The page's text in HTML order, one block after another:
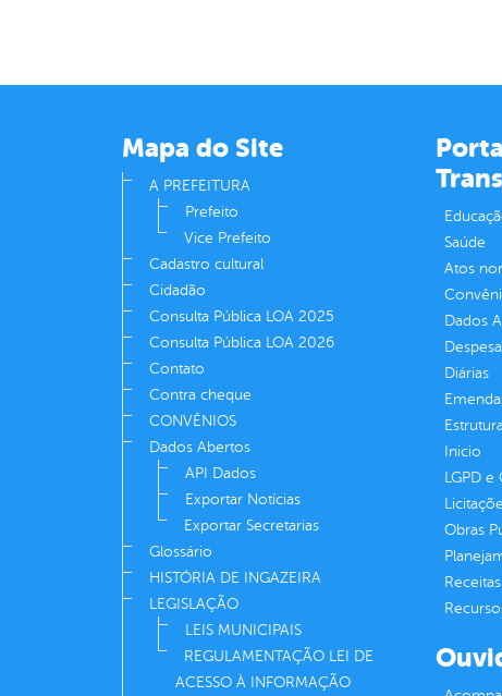
Mapa do Site
A PREFEITURA
Prefeito
Vice Prefeito
Cadastro cultural
Cidadão
Consulta Pública LOA 2025
Consulta Pública LOA 2026
Contato
Contra cheque
CONVÊNIOS
Dados Abertos
API Dados
Exportar Notícias
Exportar Secretarias
Glossário
HISTÓRIA DE INGAZEIRA
LEGISLAÇÃO
LEIS MUNICIPAIS
REGULAMENTAÇÃO LEI DE
ACESSO À INFORMAÇÃO
Saúde
Atos
Dados
Diárias
Inicio
LGPD
Obras
Receitas